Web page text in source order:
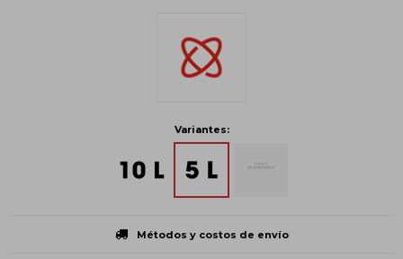
Variantes:
Métodos y costos de envío